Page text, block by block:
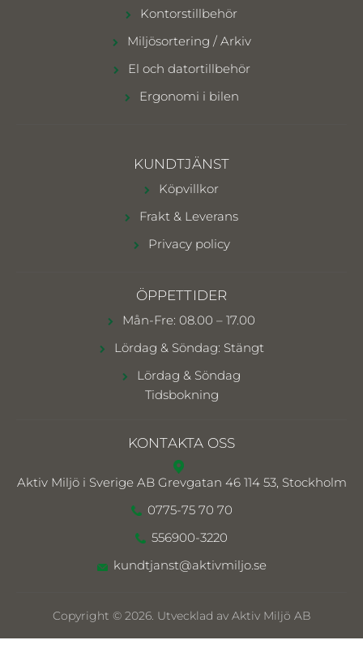
Kontorstillbehör
Miljösortering / Arkiv
El och datortillbehör
Ergonomi i bilen
KUNDTJÄNST
Köpvillkor
Frakt & Leverans
Privacy policy
ÖPPETTIDER
Mån-Fre: 08.00 – 17.00
Lördag & Söndag: Stängt
Lördag & Söndag
Tidsbokning
KONTAKTA OSS
Aktiv Miljö i Sverige AB Grevgatan 46 114 53, Stockholm
0775-75 70 70
556900-3220
kundtjanst@aktivmiljo.se
Copyright © 2026. Utvecklad av Aktiv Miljö AB